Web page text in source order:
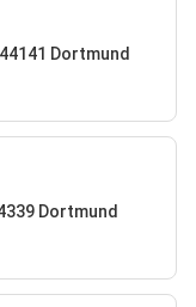
Dortmund
Dortmund